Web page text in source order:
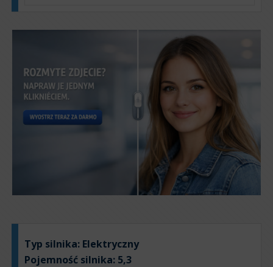
Typ silnika: Elektryczny
Pojemność silnika: 5,3